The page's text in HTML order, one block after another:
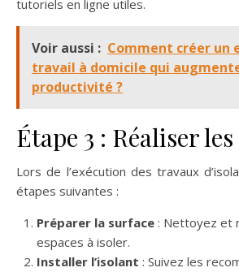
tutoriels en ligne utiles.
Voir aussi : Comment créer un
travail à domicile qui
productivité ?
Étape 3 : Réaliser
Lors de l’exécution des travaux
étapes suivantes :
Préparer la surface : Nettoyez et
espaces à isoler.
Installer l’isolant : Suivez les